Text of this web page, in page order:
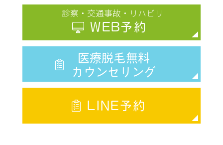
診察・交通事故・リハビリ
WEB予約
医療脱毛無料
カウンセリング
LINE予約